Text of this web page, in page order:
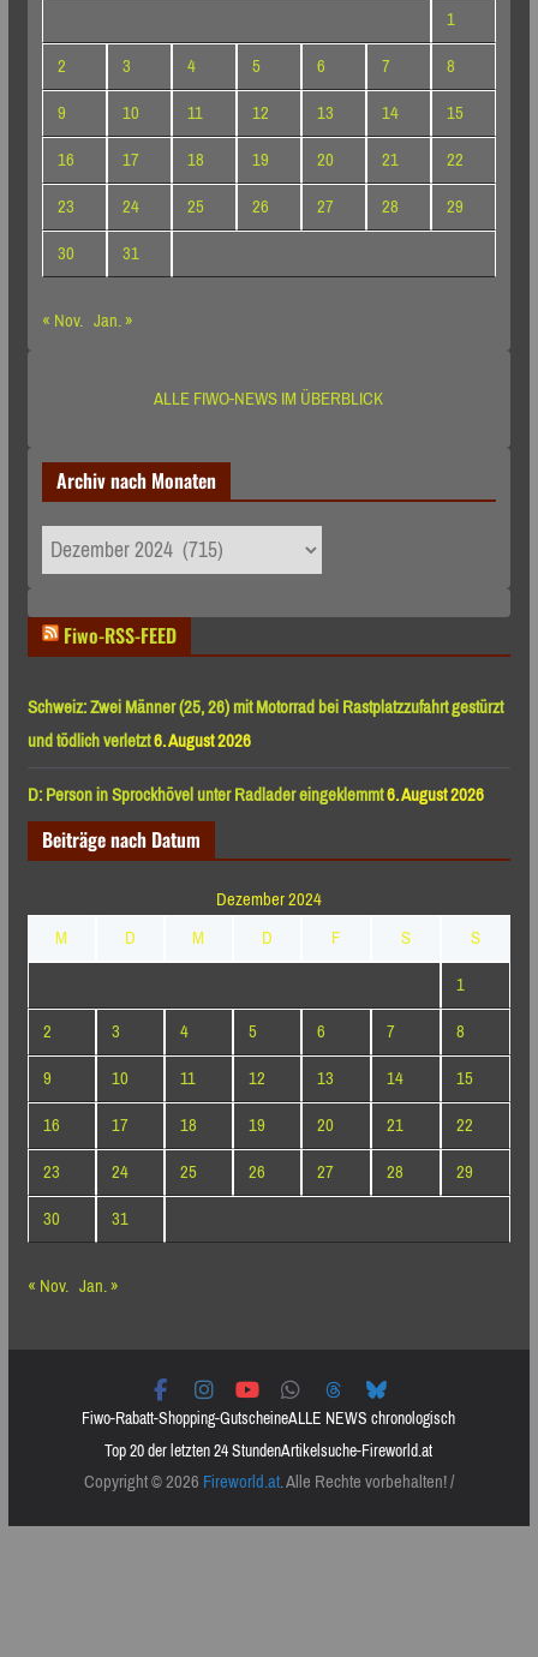
1
2
3 4 5 6 7
8
9
10 11 12 13 14
15
16
17 18 19 20 21
22
23
24 25 26 27 28
29
30
31
« Nov. Jan. »
ALLE FIWO-NEWS IM ÜBERBLICK
Archiv nach Monaten
Archiv
nach
Fiwo-RSS-FEED
Schweiz: Zwei Männer (25, 26) mit Motorrad bei Rastplatzzufahrt gestürzt
und tödlich verletzt6. August 2026
D: Person in Sprockhövel unter Radlader eingeklemmt6. August 2026
Beiträge nach Datum
Dezember 2024
M
D M D F S
S
1
2
3 4 5 6 7
8
9
10 11 12 13 14
15
16
17 18 19 20 21
22
23
24 25 26 27 28
29
30
31
« Nov. Jan. »
Fiwo-Rabatt-Shopping-GutscheineALLE NEWS chronologisch
Top 20 der letzten 24 StundenArtikelsuche-Fireworld.at
Copyright © 2026Fireworld.at. Alle Rechte vorbehalten! /